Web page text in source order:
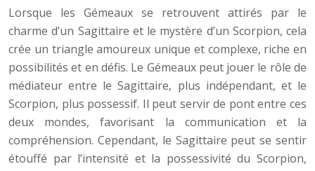
Lorsque les Gémeaux se retrouvent attirés par le
charme d’un Sagittaire et le mystère d’un Scorpion, cela
crée un triangle amoureux unique et complexe, riche en
possibilités et en défis. Le Gémeaux peut jouer le rôle de
médiateur entre le Sagittaire, plus indépendant, et le
Scorpion, plus possessif. Il peut servir de pont entre ces
deux mondes, favorisant la communication et la
compréhension. Cependant, le Sagittaire peut se sentir
étouffé par l’intensité et la possessivité du Scorpion,